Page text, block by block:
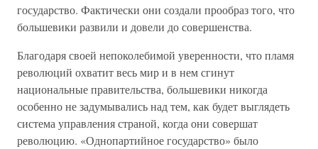
государство. Фактически они создали прообраз того, что
большевики развили и довели до совершенства.
Благодаря своей непоколебимой уверенности, что пламя
революций охватит весь мир и в нем сгинут
национальные правительства, большевики никогда
особенно не задумывались над тем, как будет выглядеть
система управления страной, когда они совершат
революцию. «Однопартийное государство» было